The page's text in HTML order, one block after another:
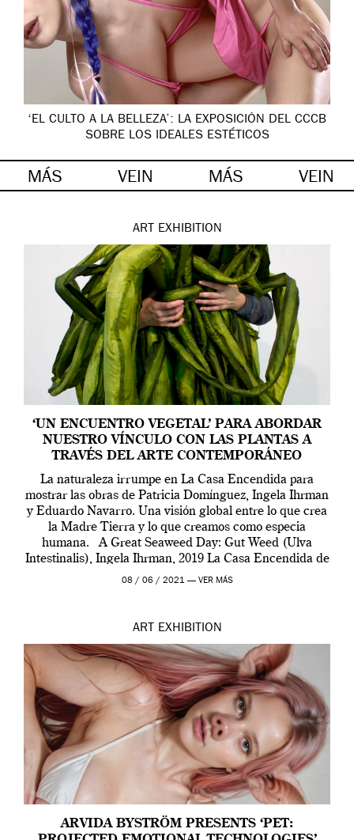
‘EL CULTO A LA BELLEZA’: LA EXPOSICIÓN DEL CCCB
SOBRE LOS IDEALES ESTÉTICOS
MÁS VEIN MÁS VEIN
ART EXHIBITION
‘UN ENCUENTRO VEGETAL’ PARA ABORDAR
NUESTRO VÍNCULO CON LAS PLANTAS A
TRAVÉS DEL ARTE CONTEMPORÁNEO
La naturaleza irrumpe en La Casa Encendida para
mostrar las obras de Patricia Domínguez, Ingela Ihrman
y Eduardo Navarro. Una visión global entre lo que crea
la Madre Tierra y lo que creamos como especia
humana. A Great Seaweed Day: Gut Weed (Ulva
Intestinalis), Ingela Ihrman, 2019 La Casa Encendida de
Madrid y la Wellcome […]
08 / 06 / 2021 — VER MÁS
ART EXHIBITION
ARVIDA BYSTRÖM PRESENTS ‘PET: